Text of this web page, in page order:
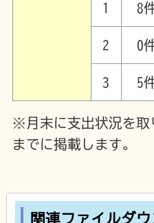
1 8
2 0
3 5
※月末に支出状況を取
までに掲載します。
関連ファイルダ